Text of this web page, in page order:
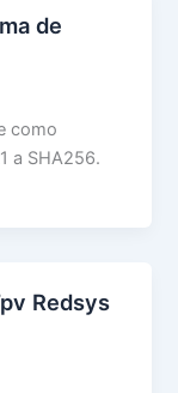
de
como
a SHA256.
Redsys